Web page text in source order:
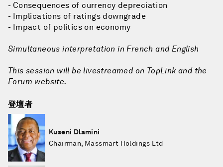
- Consequences of currency depreciation
- Implications of ratings downgrade
- Impact of politics on economy
Simultaneous interpretation in French and English
This session will be livestreamed on TopLink and the
Forum website.
登壇者
Kuseni Dlamini
Chairman, Massmart Holdings Ltd